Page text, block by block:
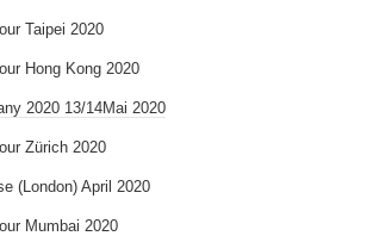
Taipei 2020
Hong Kong 2020
2020 13/14Mai 2020
Zürich 2020
(London) April 2020
Mumbai 2020